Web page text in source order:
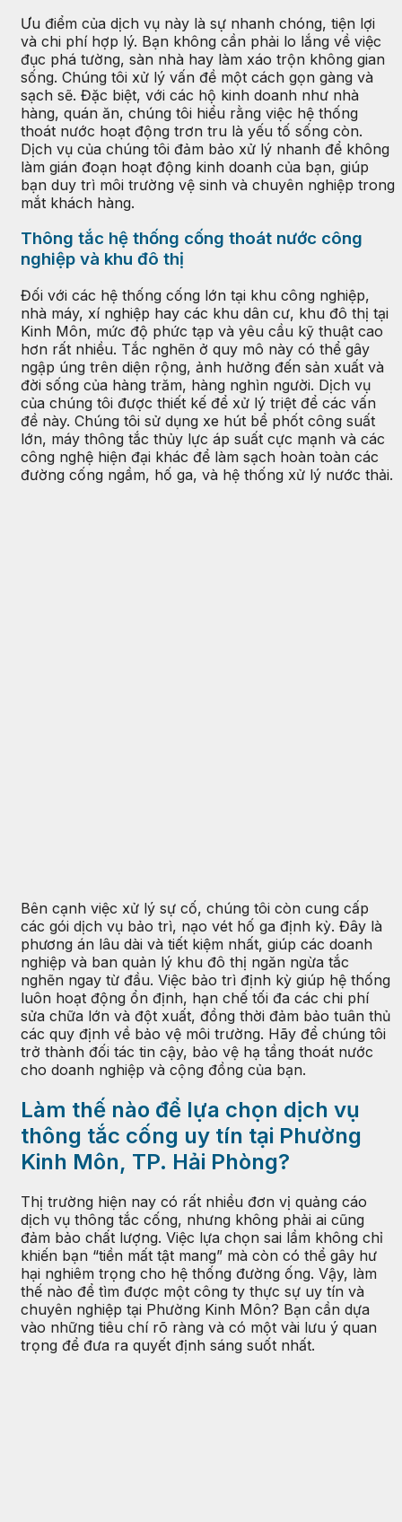
Ưu điểm của dịch vụ này là sự nhanh chóng, tiện lợi
và chi phí hợp lý. Bạn không cần phải lo lắng về việc
đục phá tường, sàn nhà hay làm xáo trộn không gian
sống. Chúng tôi xử lý vấn đề một cách gọn gàng và
sạch sẽ. Đặc biệt, với các hộ kinh doanh như nhà
hàng, quán ăn, chúng tôi hiểu rằng việc hệ thống
thoát nước hoạt động trơn tru là yếu tố sống còn.
Dịch vụ của chúng tôi đảm bảo xử lý nhanh để không
làm gián đoạn hoạt động kinh doanh của bạn, giúp
bạn duy trì môi trường vệ sinh và chuyên nghiệp trong
mắt khách hàng.
Thông tắc hệ thống cống thoát nước công
nghiệp và khu đô thị
Đối với các hệ thống cống lớn tại khu công nghiệp,
nhà máy, xí nghiệp hay các khu dân cư, khu đô thị tại
Kinh Môn, mức độ phức tạp và yêu cầu kỹ thuật cao
hơn rất nhiều. Tắc nghẽn ở quy mô này có thể gây
ngập úng trên diện rộng, ảnh hưởng đến sản xuất và
đời sống của hàng trăm, hàng nghìn người. Dịch vụ
của chúng tôi được thiết kế để xử lý triệt để các vấn
đề này. Chúng tôi sử dụng xe hút bể phốt công suất
lớn, máy thông tắc thủy lực áp suất cực mạnh và các
công nghệ hiện đại khác để làm sạch hoàn toàn các
đường cống ngầm, hố ga, và hệ thống xử lý nước thải.
Bên cạnh việc xử lý sự cố, chúng tôi còn cung cấp
các gói dịch vụ bảo trì, nạo vét hố ga định kỳ. Đây là
phương án lâu dài và tiết kiệm nhất, giúp các doanh
nghiệp và ban quản lý khu đô thị ngăn ngừa tắc
nghẽn ngay từ đầu. Việc bảo trì định kỳ giúp hệ thống
luôn hoạt động ổn định, hạn chế tối đa các chi phí
sửa chữa lớn và đột xuất, đồng thời đảm bảo tuân thủ
các quy định về bảo vệ môi trường. Hãy để chúng tôi
trở thành đối tác tin cậy, bảo vệ hạ tầng thoát nước
cho doanh nghiệp và cộng đồng của bạn.
Làm thế nào để lựa chọn dịch vụ
thông tắc cống uy tín tại Phường
Kinh Môn, TP. Hải Phòng?
Thị trường hiện nay có rất nhiều đơn vị quảng cáo
dịch vụ thông tắc cống, nhưng không phải ai cũng
đảm bảo chất lượng. Việc lựa chọn sai lầm không chỉ
khiến bạn “tiền mất tật mang” mà còn có thể gây hư
hại nghiêm trọng cho hệ thống đường ống. Vậy, làm
thế nào để tìm được một công ty thực sự uy tín và
chuyên nghiệp tại Phường Kinh Môn? Bạn cần dựa
vào những tiêu chí rõ ràng và có một vài lưu ý quan
trọng để đưa ra quyết định sáng suốt nhất.